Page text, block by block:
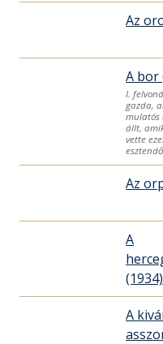
Az
A bor
I.
gazda,
mulatós
állt,
vette
Az
A
(1934)
A